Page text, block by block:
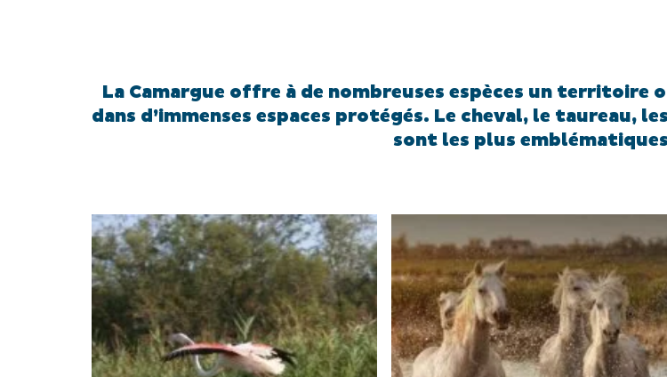
La Camargue offre à de nombreuses espèces un territoire
dans d’immenses espaces protégés. Le cheval, le taureau,
sont les plus